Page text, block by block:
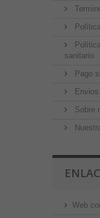
sanitario
Pago
Sobre
Web